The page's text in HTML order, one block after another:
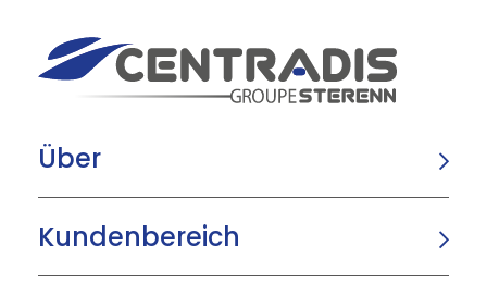
Über
Kundenbereich